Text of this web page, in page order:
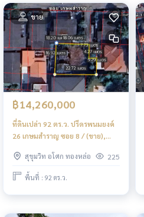
ขาย
฿14,260,000
ที่ดินเปล่า 92 ตร.ว. ปรีดรพนมยงค์
26 เกษมสำราญ ซอย 8 / (ขาย),
Pridpranomyong 26 Kasem
Samran Soi 8 / (FOR SALE)
NS019
สุขุมวิท อโศก ทองหล่อ 225
พื้นที่ : 92 ตร.ว.